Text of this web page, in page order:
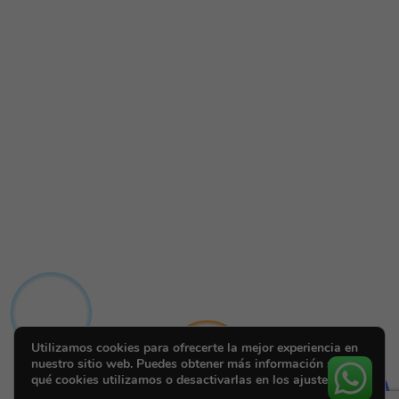
Utilizamos cookies para ofrecerte la mejor experiencia en
nuestro sitio web. Puedes obtener más información sobre
qué cookies utilizamos o desactivarlas en los ajustes.